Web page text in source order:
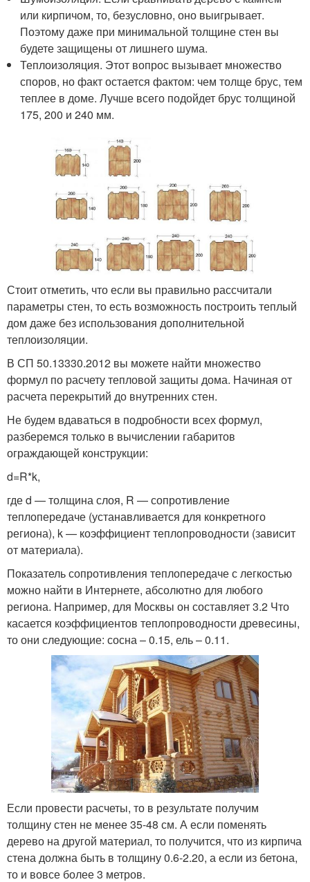
или кирпичом, то, безусловно, оно выигрывает.
Поэтому даже при минимальной толщине стен вы
будете защищены от лишнего шума.
Теплоизоляция. Этот вопрос вызывает множество
споров, но факт остается фактом: чем толще брус, тем
теплее в доме. Лучше всего подойдет брус толщиной
175, 200 и 240 мм.
Стоит отметить, что если вы правильно рассчитали
параметры стен, то есть возможность построить теплый
дом даже без использования дополнительной
теплоизоляции.
В СП 50.13330.2012 вы можете найти множество
формул по расчету тепловой защиты дома. Начиная от
расчета перекрытий до внутренних стен.
Не будем вдаваться в подробности всех формул,
разберемся только в вычислении габаритов
ограждающей конструкции:
d=R*k,
где d — толщина слоя, R — сопротивление
теплопередаче (устанавливается для конкретного
региона), k — коэффициент теплопроводности (зависит
от материала).
Показатель сопротивления теплопередаче с легкостью
можно найти в Интернете, абсолютно для любого
региона. Например, для Москвы он составляет 3.2 Что
касается коэффициентов теплопроводности древесины,
то они следующие: сосна – 0.15, ель – 0.11.
Если провести расчеты, то в результате получим
толщину стен не менее 35-48 см. А если поменять
дерево на другой материал, то получится, что из кирпича
стена должна быть в толщину 0.6-2.20, а если из бетона,
то и вовсе более 3 метров.